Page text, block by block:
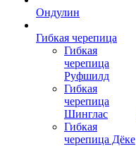
Ондулин
Гибкая черепица
Гибкая
черепица
Руфшилд
Гибкая
черепица
Шинглас
Гибкая
черепица Дёке